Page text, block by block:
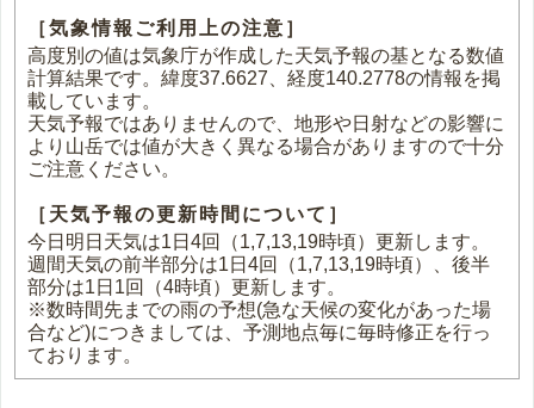
［気象情報ご利用上の注意］
高度別の値は気象庁が作成した天気予報の基となる数値
計算結果です。緯度37.6627、経度140.2778の情報を掲
載しています。
天気予報ではありませんので、地形や日射などの影響に
より山岳では値が大きく異なる場合がありますので十分
ご注意ください。
［天気予報の更新時間について］
今日明日天気は1日4回（1,7,13,19時頃）更新します。
週間天気の前半部分は1日4回（1,7,13,19時頃）、後半
部分は1日1回（4時頃）更新します。
※数時間先までの雨の予想(急な天候の変化があった場
合など)につきましては、予測地点毎に毎時修正を行っ
ております。